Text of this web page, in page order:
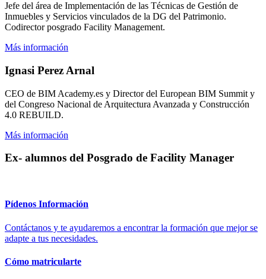
Jefe del área de Implementación de las Técnicas de Gestión de
Inmuebles y Servicios vinculados de la DG del Patrimonio.
Codirector posgrado Facility Management.
Más información
Ignasi Perez Arnal
CEO de BIM Academy.es y Director del European BIM Summit y
del Congreso Nacional de Arquitectura Avanzada y Construcción
4.0 REBUILD.
Más información
Ex- alumnos del Posgrado de Facility Manager
Pídenos Información
Contáctanos y te ayudaremos a encontrar la formación que mejor se
adapte a tus necesidades.
Cómo matricularte